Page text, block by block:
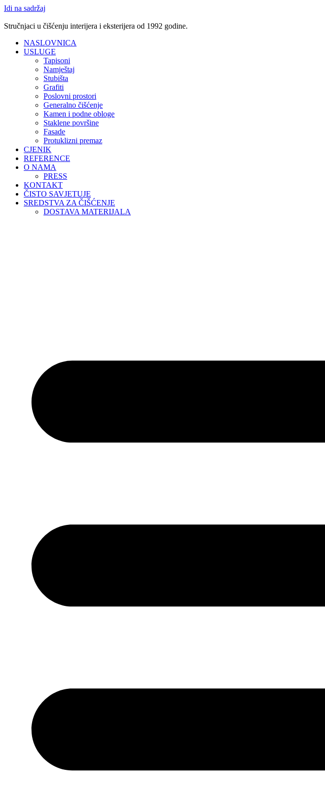
Idi na sadržaj
Stručnjaci u čišćenju interijera i eksterijera od 1992 godine.
NASLOVNICA
USLUGE
Tapisoni
Namještaj
Stubišta
Grafiti
Poslovni prostori
Generalno čišćenje
Kamen i podne obloge
Staklene površine
Fasade
Protuklizni premaz
CJENIK
REFERENCE
O NAMA
PRESS
KONTAKT
ČISTO SAVJETUJE
SREDSTVA ZA ČIŠĆENJE
DOSTAVA MATERIJALA